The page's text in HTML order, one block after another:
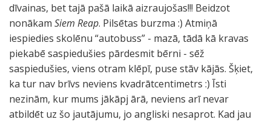
dīvainas, bet tajā pašā laikā aizraujošas!!! Beidzot
nonākam Siem Reap. Pilsētas burzma :) Atmiņā
iespiedies skolēnu “autobuss” - mazā, tādā kā kravas
piekabē saspiedušies pārdesmit bērni - sēž
saspiedušies, viens otram klēpī, puse stāv kājās. Šķiet,
ka tur nav brīvs neviens kvadrātcentimetrs :) Īsti
nezinām, kur mums jākāpj ārā, neviens arī nevar
atbildēt uz šo jautājumu, jo angliski nesaprot. Kad jau